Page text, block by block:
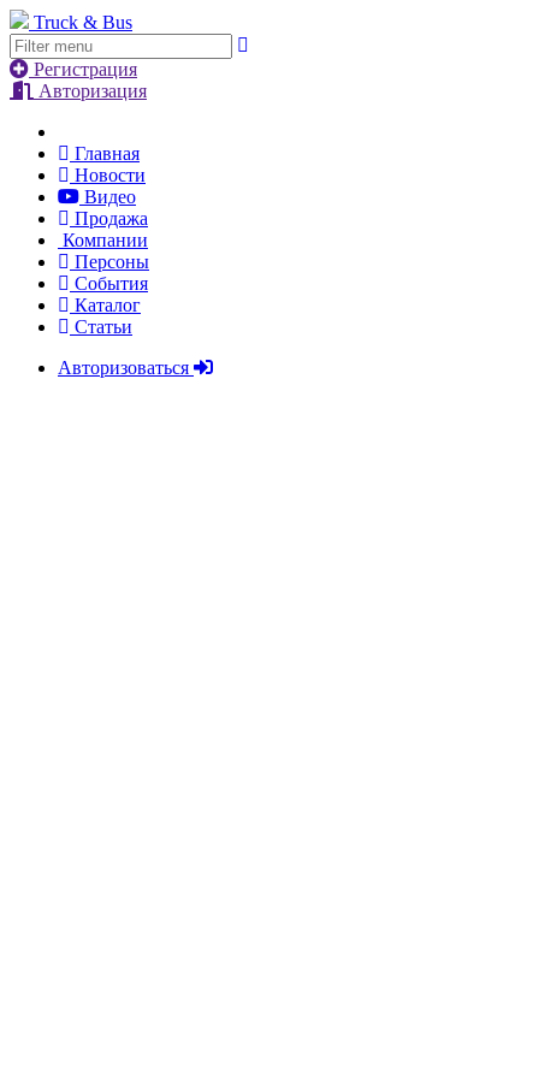
Truck & Bus
Регистрация
Авторизация
Главная
Новости
Видео
Продажа
Компании
Персоны
События
Каталог
Статьи
Авторизоваться